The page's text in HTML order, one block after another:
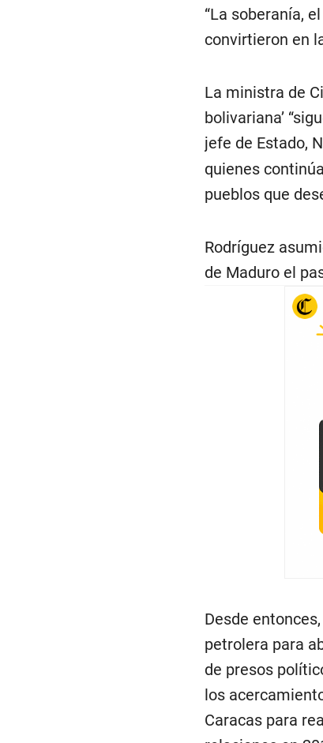
“La soberanía,
convirtieron en
La ministra de
bolivariana’
jefe de Estado,
quienes
pueblos que
Rodríguez
de Maduro el
Desde
petrolera para
de presos
los
Caracas para